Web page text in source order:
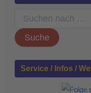
c
h
n
Service / Infos /